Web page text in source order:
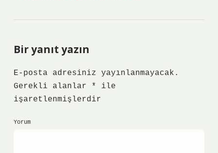
Bir yanıt yazın
E-posta adresiniz yayınlanmayacak.
Gerekli alanlar
*
ile
işaretlenmişlerdir
Yorum